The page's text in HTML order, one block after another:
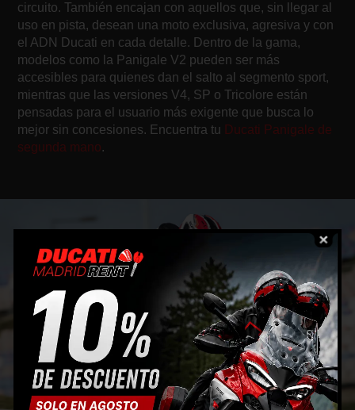
circuito. También encajan con aquellos que, sin llegar al
uso en pista, desean una moto exclusiva, agresiva y con
el ADN Ducati en cada detalle. Dentro de la gama,
modelos como la Panigale V2 pueden ser más
accesibles para quienes dan el salto al segmento sport,
mientras que las versiones V4, SP o Tricolore están
pensadas para el usuario más exigente que busca lo
mejor sin concesiones. Encuentra tu Ducati Panigale de
segunda mano.